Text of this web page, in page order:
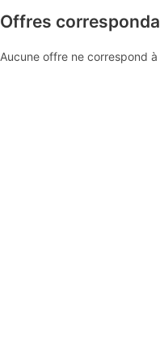
Offres
Aucune offre ne correspond